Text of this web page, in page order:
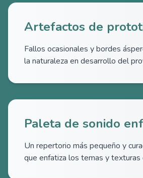
Artefactos de
Fallos ocasionales y bordes
la naturaleza en desarrollo del
Paleta de sonido
Un repertorio más pequeño y
que enfatiza los temas y texturas